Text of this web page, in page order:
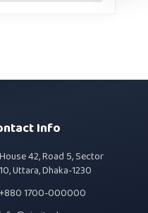
Info
House 42, Road 5, Sector
10, Uttara, Dhaka-1230
+880 1700-000000